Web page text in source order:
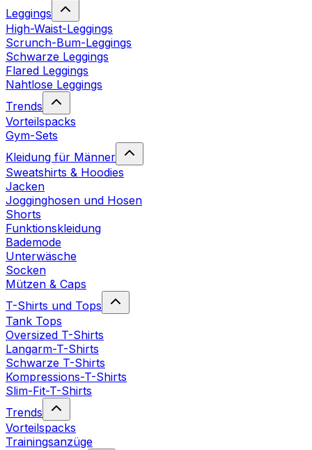
Leggings
High-Waist-Leggings
Scrunch-Bum-Leggings
Schwarze Leggings
Flared Leggings
Nahtlose Leggings
Trends
Vorteilspacks
Gym-Sets
Kleidung für Männer
Sweatshirts & Hoodies
Jacken
Jogginghosen und Hosen
Shorts
Funktionskleidung
Bademode
Unterwäsche
Socken
Mützen & Caps
T-Shirts und Tops
Tank Tops
Oversized T-Shirts
Langarm-T-Shirts
Schwarze T-Shirts
Kompressions-T-Shirts
Slim-Fit-T-Shirts
Trends
Vorteilspacks
Trainingsanzüge